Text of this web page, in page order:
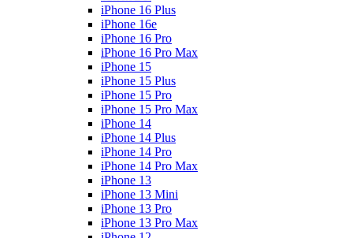
iPhone 16 Plus
iPhone 16e
iPhone 16 Pro
iPhone 16 Pro Max
iPhone 15
iPhone 15 Plus
iPhone 15 Pro
iPhone 15 Pro Max
iPhone 14
iPhone 14 Plus
iPhone 14 Pro
iPhone 14 Pro Max
iPhone 13
iPhone 13 Mini
iPhone 13 Pro
iPhone 13 Pro Max